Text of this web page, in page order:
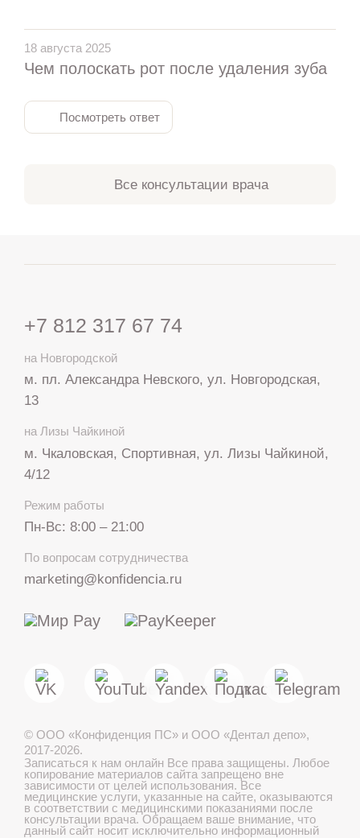
18 августа 2025
Чем полоскать рот после удаления зуба
Посмотреть ответ
Все консультации врача
+7 812 317 67 74
на Новгородской
м. пл. Александра Невского, ул. Новгородская,
13
на Лизы Чайкиной
м. Чкаловская, Спортивная, ул. Лизы Чайкиной,
4/12
Режим работы
Пн-Вс: 8:00 – 21:00
По вопросам сотрудничества
marketing@konfidencia.ru
© ООО «Конфиденция ПС» и ООО «Дентал депо»,
2017-2026.
Записаться к нам онлайн Все права защищены. Любое
копирование материалов сайта запрещено вне
зависимости от целей использования. Все
медицинские услуги, указанные на сайте, оказываются
в соответствии с медицинскими показаниями после
консультации врача. Обращаем ваше внимание, что
данный сайт носит исключительно информационный
с 8:00 до 21:00
МАКС
Telegram
Записаться онлайн